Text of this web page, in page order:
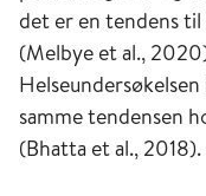
det er en tendens
(Melbye et al.,
samme tendensen
(Bhatta et al., 2018).